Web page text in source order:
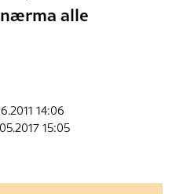
alle
14:06
15:05